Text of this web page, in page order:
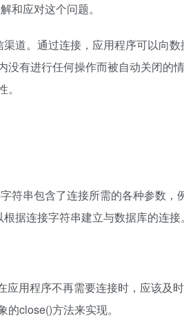
和应对这个问题。
道。通过连接，应用程序可以向数
有进行任何操作而被自动关闭的
串包含了连接所需的各种参数，
据连接字符串建立与数据库的连接。
用程序不再需要连接时，应该及
close()方法来实现。